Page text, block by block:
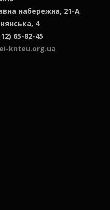
набережна, 21-А
4
65-82-45
knteu.org.ua